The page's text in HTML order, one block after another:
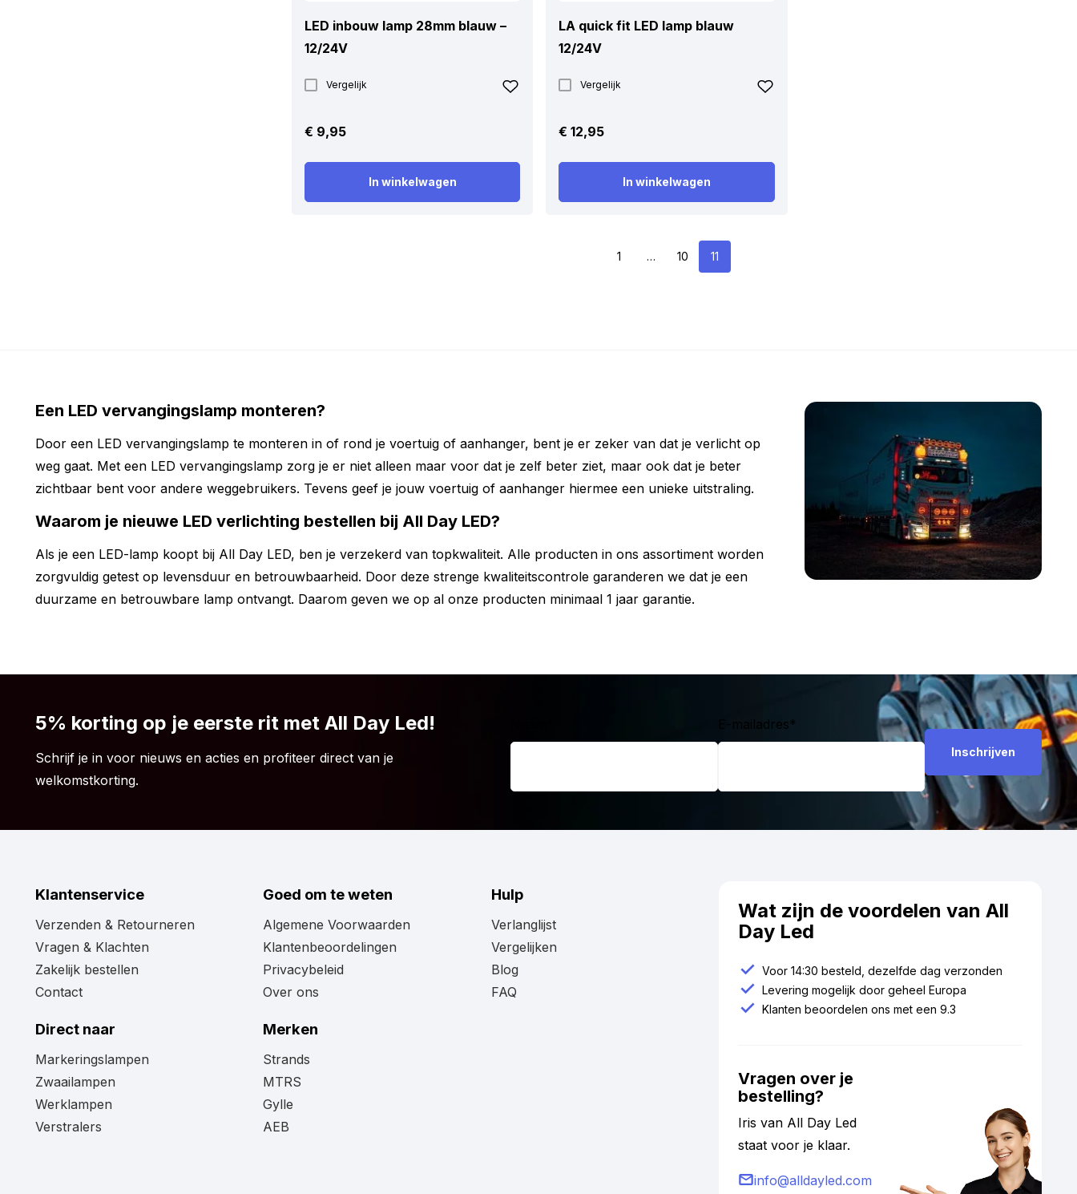
LED inbouw lamp 28mm blauw –
12/24V
Vergelijk
€ 9,95
In winkelwagen
LA quick fit LED lamp blauw
12/24V
Vergelijk
€ 12,95
In winkelwagen
1 … 10 11
Een LED vervangingslamp monteren?
Door een LED vervangingslamp te monteren in of rond je voertuig of aanhanger, bent je er zeker van dat je verlicht op
weg gaat. Met een LED vervangingslamp zorg je er niet alleen maar voor dat je zelf beter ziet, maar ook dat je beter
zichtbaar bent voor andere weggebruikers. Tevens geef je jouw voertuig of aanhanger hiermee een unieke uitstraling.
Waarom je nieuwe LED verlichting bestellen bij All Day LED?
Als je een LED-lamp koopt bij All Day LED, ben je verzekerd van topkwaliteit. Alle producten in ons assortiment worden
zorgvuldig getest op levensduur en betrouwbaarheid. Door deze strenge kwaliteitscontrole garanderen we dat je een
duurzame en betrouwbare lamp ontvangt. Daarom geven we op al onze producten minimaal 1 jaar garantie.
5% korting op je eerste rit met All Day Led!
Schrijf je in voor nieuws en acties en profiteer direct van je
welkomstkorting.
E-mailadres*
Wat zijn de voordelen van All
Day Led
Voor 14:30 besteld, dezelfde dag verzonden
Levering mogelijk door geheel Europa
Klanten beoordelen ons met een 9.3
Vragen over je
bestelling?
Iris van All Day Led
staat voor je klaar.
info@alldayled.com
Klantenservice
Verzenden & Retourneren
Vragen & Klachten
Zakelijk bestellen
Contact
Goed om te weten
Algemene Voorwaarden
Klantenbeoordelingen
Privacybeleid
Over ons
Hulp
Verlanglijst
Vergelijken
Blog
FAQ
Direct naar
Markeringslampen
Zwaailampen
Werklampen
Verstralers
Merken
Strands
MTRS
Gylle
AEB